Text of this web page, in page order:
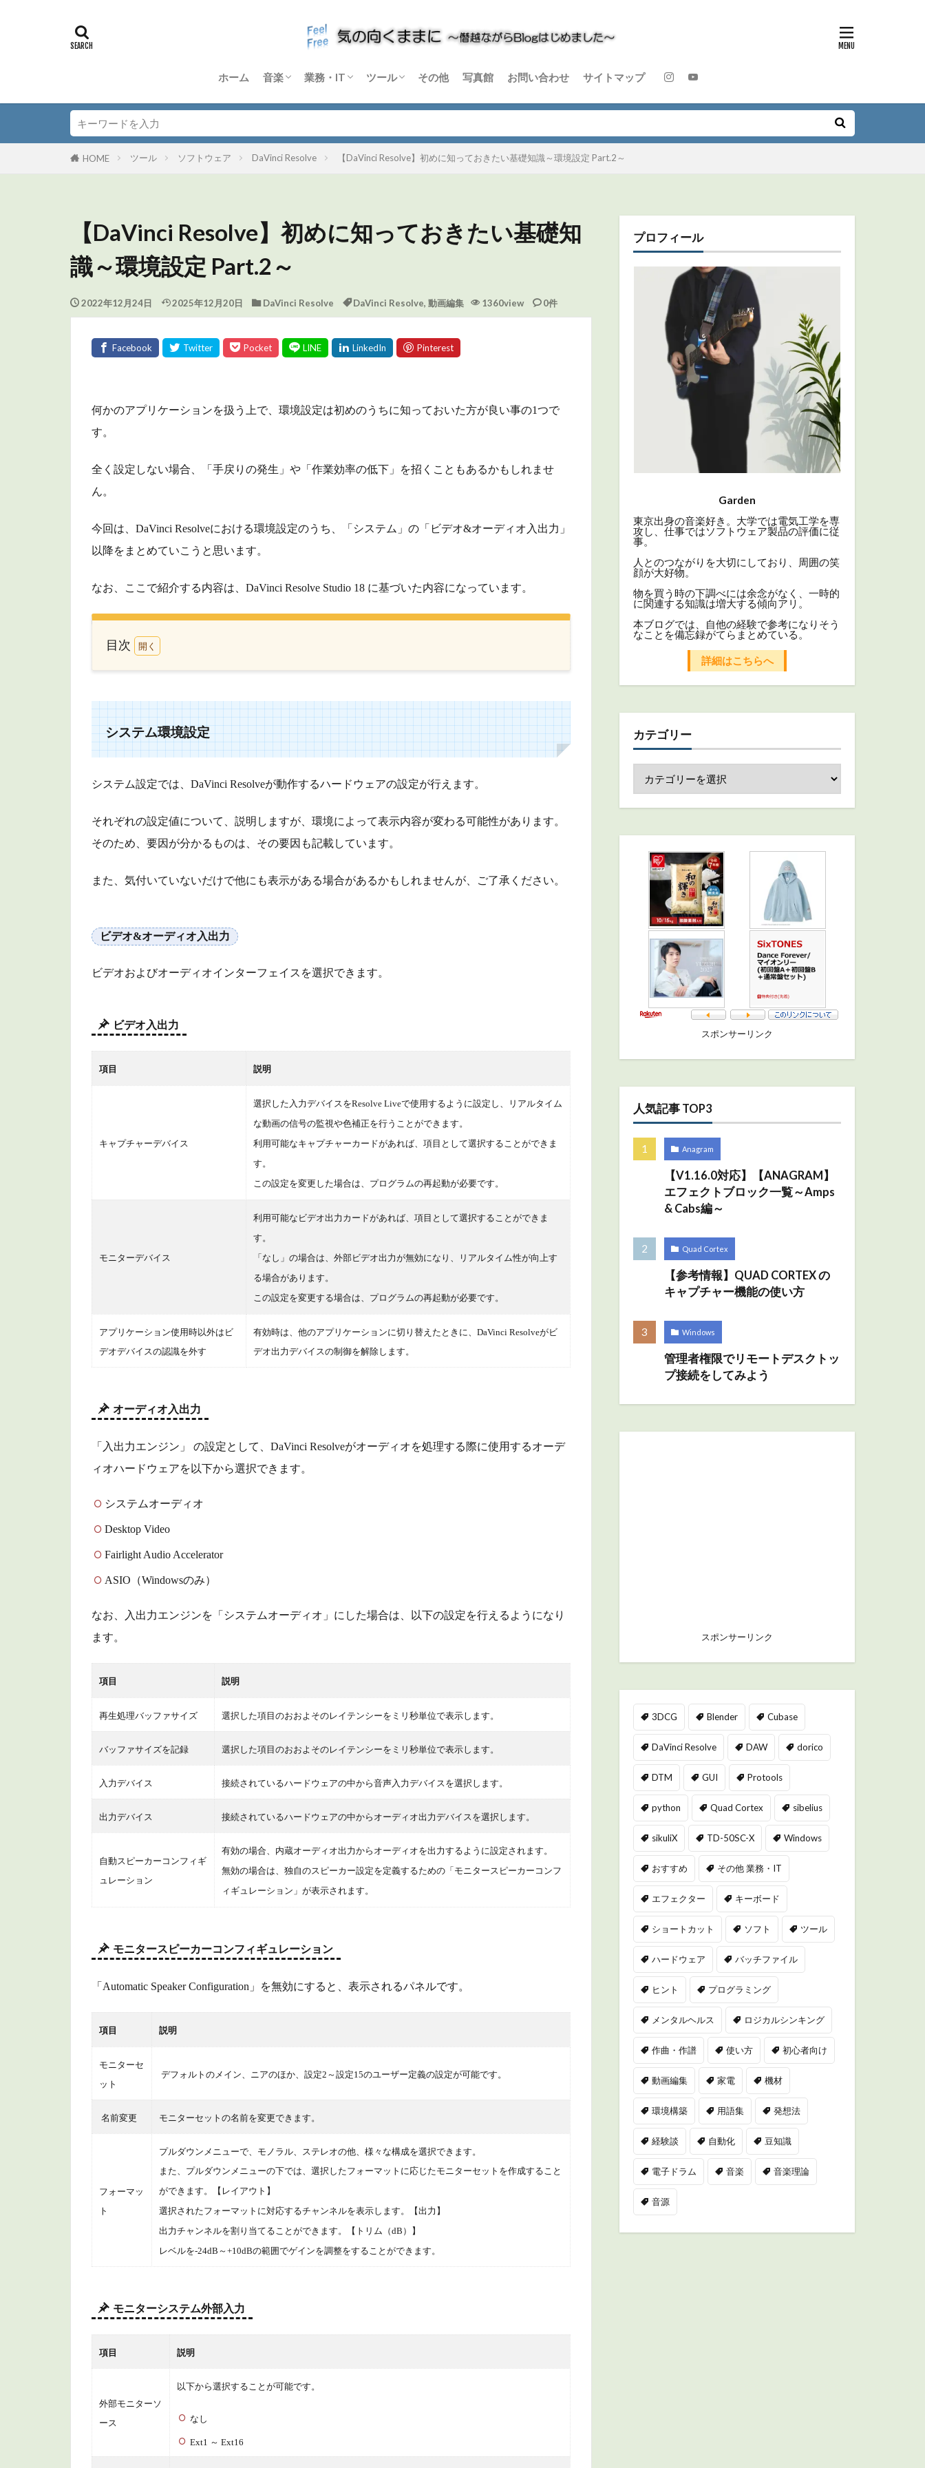
ホーム 音楽
DTM
Dorico
Anagram
Quad Cortex
TD-50SC-X
その他 音楽機材
音楽理論
業務・IT
Windows
Python
その他 業務・IT
ツール
Blender
DaVinci Resolve
Sikuli X
Dify
その他 ソフトウェア
ハードウェア
その他 写真館 お問い合わせ サイトマップ
HOME ツール ソフトウェア DaVinci Resolve 【DaVinci Resolve】初めに知っておきたい基礎知識～環境設定 Part.2～
【DaVinci Resolve】初めに知っておきたい基礎知
識～環境設定 Part.2～
2022年12月24日 2025年12月20日 DaVinci Resolve DaVinci Resolve, 動画編集 1360view 0件
何かのアプリケーションを扱う上で、環境設定は初めのうちに知っておいた方が良い事の1つで
す。
全く設定しない場合、「手戻りの発生」や「作業効率の低下」を招くこともあるかもしれませ
ん。
今回は、DaVinci Resolveにおける環境設定のうち、「システム」の「ビデオ&オーディオ入出力」
以降をまとめていこうと思います。
なお、ここで紹介する内容は、DaVinci Resolve Studio 18 に基づいた内容になっています。
目次
ス
テ
ム
環
設
1.1
ビデ
ディ
1.1.1
入出力
オーデ
ィオ入
出力
コンフ
テム外
オプ
ラグ
オー
オプ
1.3.1
フェク
ト
1.3.2
能なプ
オ処理
コン
ール
1.4.1
カラー
ル
オーデ
ンソー
1.5
境設定
1.5.2
LUTの
保存先
カウ
アド
ス
2
品
システム環境設定
システム設定では、DaVinci Resolveが動作するハードウェアの設定が行えます。
それぞれの設定値について、説明しますが、環境によって表示内容が変わる可能性があります。
そのため、要因が分かるものは、その要因も記載しています。
また、気付いていないだけで他にも表示がある場合があるかもしれませんが、ご了承ください。
ビデオ&オーディオ入出力
ビデオおよびオーディオインターフェイスを選択できます。
ビデオ入出力
項目 説明
キャプチャーデバイス
選択した入力デバイスをResolve Liveで使用するように設定し、リアルタイム
な動画の信号の監視や色補正を行うことができます。
利用可能なキャプチャーカードがあれば、項目として選択することができま
す。
この設定を変更した場合は、プログラムの再起動が必要です。
モニターデバイス
利用可能なビデオ出力カードがあれば、項目として選択することができま
す。
「なし」の場合は、外部ビデオ出力が無効になり、リアルタイム性が向上す
る場合があります。
この設定を変更する場合は、プログラムの再起動が必要です。
アプリケーション使用時以外はビ
デオデバイスの認識を外す
有効時は、他のアプリケーションに切り替えたときに、DaVinci Resolveがビ
デオ出力デバイスの制御を解除します。
オーディオ入出力
「入出力エンジン」 の設定として、DaVinci Resolveがオーディオを処理する際に使用するオーデ
ィオハードウェアを以下から選択できます。
システムオーディオ
Desktop Video
Fairlight Audio Accelerator
ASIO（Windowsのみ）
なお、入出力エンジンを「システムオーディオ」にした場合は、以下の設定を行えるようになり
ます。
項目 説明
再生処理バッファサイズ 選択した項目のおおよそのレイテンシーをミリ秒単位で表示します。
バッファサイズを記録 選択した項目のおおよそのレイテンシーをミリ秒単位で表示します。
入力デバイス 接続されているハードウェアの中から音声入力デバイスを選択します。
出力デバイス 接続されているハードウェアの中からオーディオ出力デバイスを選択します。
自動スピーカーコンフィギ
ュレーション
有効の場合、内蔵オーディオ出力からオーディオを出力するように設定されます。
無効の場合は、独自のスピーカー設定を定義するための「モニタースピーカーコンフ
ィギュレーション」が表示されます。
モニタースピーカーコンフィギュレーション
「Automatic Speaker Configuration」を無効にすると、表示されるパネルです。
項目 説明
モニターセ
ット
デフォルトのメイン、ニアのほか、設定2～設定15のユーザー定義の設定が可能です。
名前変更 モニターセットの名前を変更できます。
フォーマッ
ト
プルダウンメニューで、モノラル、ステレオの他、様々な構成を選択できます。
また、プルダウンメニューの下では、選択したフォーマットに応じたモニターセットを作成すること
ができます。
【レイアウト】
選択されたフォーマットに対応するチャンネルを表示します。
【出力】
出力チャンネルを割り当てることができます。
【トリム（dB）】
レベルを-24dB～+10dBの範囲でゲインを調整をすることができます。
モニターシステム外部入力
項目 説明
外部モニターソ
ース
以下から選択することが可能です。
なし
Ext1 ～ Ext16
プロフィール
Garden
東京出身の音楽好き。大学では電気工学を専
攻し、仕事ではソフトウェア製品の評価に従
事。
人とのつながりを大切にしており、周囲の笑
顔が大好物。
物を買う時の下調べには余念がなく、一時的
に関連する知識は増大する傾向アリ。
本ブログでは、自他の経験で参考になりそう
なことを備忘録がてらまとめている。
詳細はこちらへ
カテゴリー
スポンサーリンク
人気記事 TOP3
Anagram
【V1.16.0対応】【ANAGRAM】
エフェクトブロック一覧～Amps
& Cabs編～
Quad Cortex
【参考情報】QUAD CORTEX の
キャプチャー機能の使い方
Windows
管理者権限でリモートデスクトッ
プ接続をしてみよう
スポンサーリンク
3DCG Blender Cubase
DaVinci Resolve DAW dorico
DTM GUI Protools
python Quad Cortex sibelius
sikuliX TD-50SC-X Windows
おすすめ その他 業務・IT
エフェクター キーボード
ショートカット ソフト ツール
ハードウェア バッチファイル
ヒント プログラミング
メンタルヘルス ロジカルシンキング
作曲・作譜 使い方 初心者向け
動画編集 家電 機材
環境構築 用語集 発想法
経験談 自動化 豆知識
電子ドラム 音楽 音楽理論
音源